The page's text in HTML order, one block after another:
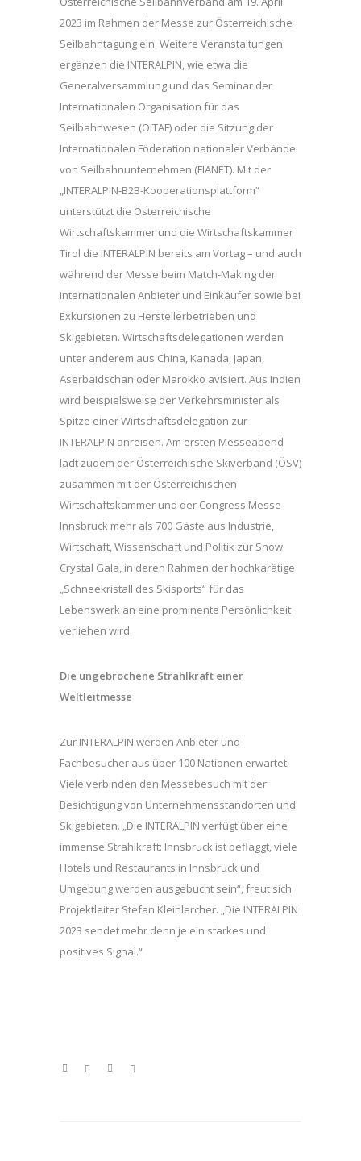
2023 im Rahmen der Messe zur Österreichische
Seilbahntagung ein. Weitere Veranstaltungen
ergänzen die INTERALPIN, wie etwa die
Generalversammlung und das Seminar der
Internationalen Organisation für das
Seilbahnwesen (OITAF) oder die Sitzung der
Internationalen Föderation nationaler Verbände
von Seilbahnunternehmen (FIANET). Mit der
„INTERALPIN-B2B-Kooperationsplattform“
unterstützt die Österreichische
Wirtschaftskammer und die Wirtschaftskammer
Tirol die INTERALPIN bereits am Vortag – und auch
während der Messe beim Match-Making der
internationalen Anbieter und Einkäufer sowie bei
Exkursionen zu Herstellerbetrieben und
Skigebieten. Wirtschaftsdelegationen werden
unter anderem aus China, Kanada, Japan,
Aserbaidschan oder Marokko avisiert. Aus Indien
wird beispielsweise der Verkehrsminister als
Spitze einer Wirtschaftsdelegation zur
INTERALPIN anreisen. Am ersten Messeabend
lädt zudem der Österreichische Skiverband (ÖSV)
zusammen mit der Österreichischen
Wirtschaftskammer und der Congress Messe
Innsbruck mehr als 700 Gäste aus Industrie,
Wirtschaft, Wissenschaft und Politik zur Snow
Crystal Gala, in deren Rahmen der hochkarätige
„Schneekristall des Skisports“ für das
Lebenswerk an eine prominente Persönlichkeit
verliehen wird.
Die ungebrochene Strahlkraft einer
Weltleitmesse
Zur INTERALPIN werden Anbieter und
Fachbesucher aus über 100 Nationen erwartet.
Viele verbinden den Messebesuch mit der
Besichtigung von Unternehmensstandorten und
Skigebieten. „Die INTERALPIN verfügt über eine
immense Strahlkraft: Innsbruck ist beflaggt, viele
Hotels und Restaurants in Innsbruck und
Umgebung werden ausgebucht sein“, freut sich
Projektleiter Stefan Kleinlercher. „Die INTERALPIN
2023 sendet mehr denn je ein starkes und
positives Signal.“